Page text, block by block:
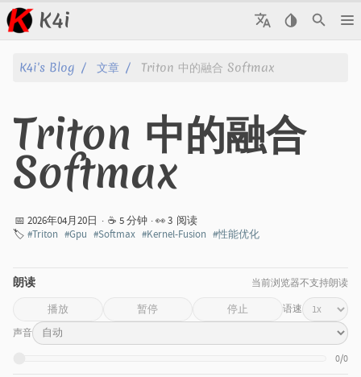
K4i
文章
关于
标签
分类
K4i's Blog 文章 Triton 中的融合 Softmax
Triton 中的融合
Softmax
📅 2026年04月20日 · ☕ 5 分钟 · 👀 3 阅读
🏷️ #Triton #Gpu #Softmax #Kernel-Fusion #性能优化
朗读 当前浏览器不支持朗读
播放 暂停 停止
语速
声音
0/0